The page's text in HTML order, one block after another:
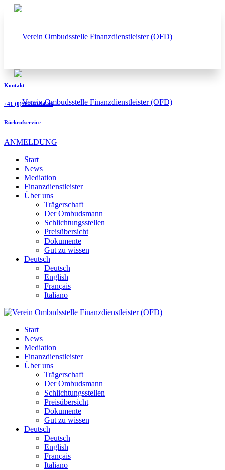
Kontakt
+41 (0)58 510 94 36
Rückrufservice
ANMELDUNG
Start
News
Mediation
Finanzdienstleister
Über uns
Trägerschaft
Der Ombudsmann
Schlichtungsstellen
Preisübersicht
Dokumente
Gut zu wissen
Deutsch
Deutsch
English
Français
Italiano
Start
News
Mediation
Finanzdienstleister
Über uns
Trägerschaft
Der Ombudsmann
Schlichtungsstellen
Preisübersicht
Dokumente
Gut zu wissen
Deutsch
Deutsch
English
Français
Italiano